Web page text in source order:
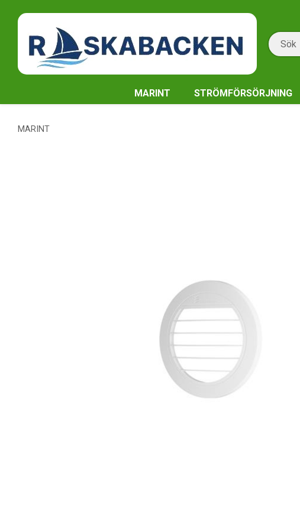
MARINT STRÖMFÖRSÖRJNING
MARINT